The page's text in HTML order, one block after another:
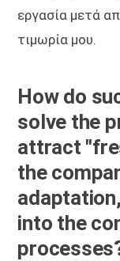
εργασία μετά
τιμωρία μου.
How do
solve the
attract
the
into the